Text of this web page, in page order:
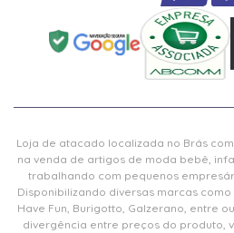
Loja de atacado localizada no Brás
na venda de artigos de moda bebê,
trabalhando com pequenos
Disponibilizando diversas marcas como
Have Fun, Burigotto, Galzerano, entre
divergência entre preços do produto,